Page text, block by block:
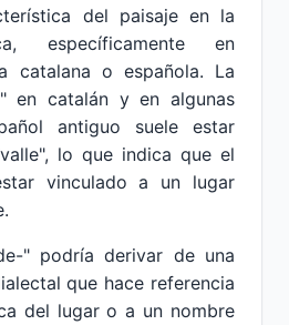
del paisaje en la
específicamente en
catalana o española. La
en catalán y en algunas
antiguo suele estar
lo que indica que el
vinculado a un lugar
" podría derivar de una
que hace referencia
del lugar o a un nombre